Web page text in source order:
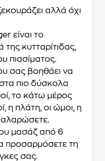
αλλά όχι
είναι το
κυτταρίτιδας,
πιασίματος.
σας βοηθάει να
πιο δύσκολα
το κάτω μέρος
η πλάτη, οι ώμοι, η
μασάζ από 6
προσαρμόσετε τη
σας.